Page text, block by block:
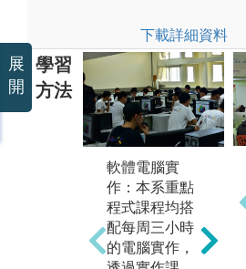
下載詳細資料
學習
方法
軟體電腦實
作：本系重點
程式課程均搭
配每周三小時
的電腦實作，
展
開